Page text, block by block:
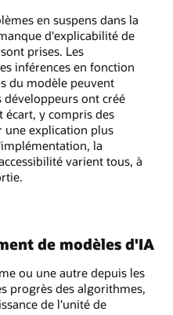
en suspens dans la
d'explicabilité de
prises. Les
inférences en fonction
du modèle peuvent
développeurs ont créé
y compris des
une explication plus
la
varient tous, à
de modèles d'IA
ou une autre depuis les
progrès des algorithmes,
de l'unité de